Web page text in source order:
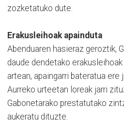
zozketatuko dute.
Erakusleihoak apainduta
Abenduaren hasieraz geroztik,
daude dendetako
artean, apaingarri bateratua ere
Aurreko urteetan loreak jarri
Gabonetarako prestatutako
aukeratu dituzte.